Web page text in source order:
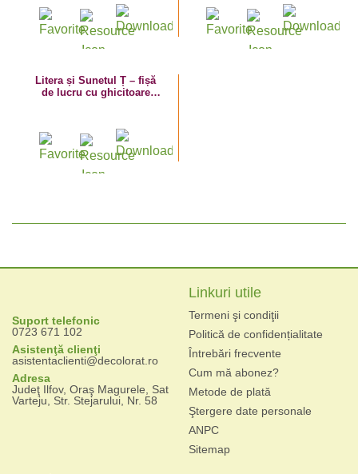
Litera și Sunetul Ț – fișă
de lucru cu ghicitoare
Suport telefonic
0723 671 102
Asistenţă clienţi
asistentaclienti@decolorat.ro
Adresa
Judeţ Ilfov, Oraş Magurele, Sat
Varteju, Str. Stejarului, Nr. 58
Linkuri utile
Termeni şi condiţii
Politică de confidențialitate
Întrebări frecvente
Cum mă abonez?
Metode de plată
Ştergere date personale
ANPC
Sitemap